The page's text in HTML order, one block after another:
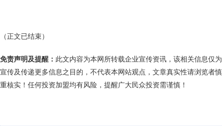
（正文已结束）
免责声明及提醒： 此文内容为本网所转载企业宣传资讯，该相关信息仅为
宣传及传递更多信息之目的，不代表本网站观点，文章真实性请浏览者慎
重核实！任何投资加盟均有风险，提醒广大民众投资需谨慎！